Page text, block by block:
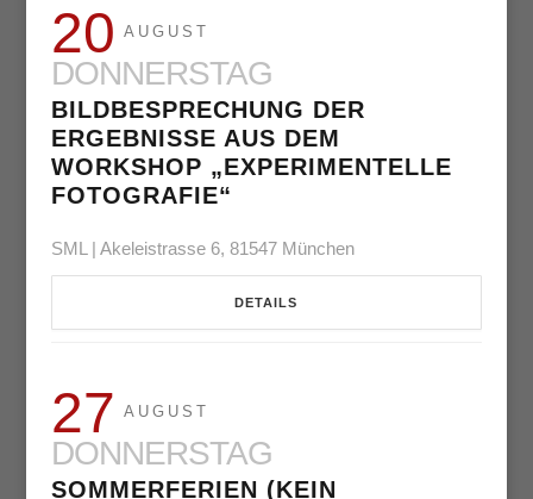
20 AUGUST
DONNERSTAG
BILDBESPRECHUNG DER
ERGEBNISSE AUS DEM
WORKSHOP „EXPERIMENTELLE
FOTOGRAFIE“
SML | Akeleistrasse 6, 81547 München
DETAILS
27 AUGUST
DONNERSTAG
SOMMERFERIEN (KEIN